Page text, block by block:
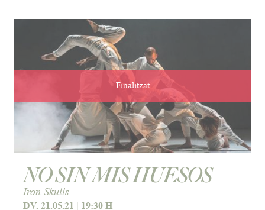
Finalitzat
NO SIN MIS HUESOS
Iron Skulls
DV. 21.05.21 | 19:30 H